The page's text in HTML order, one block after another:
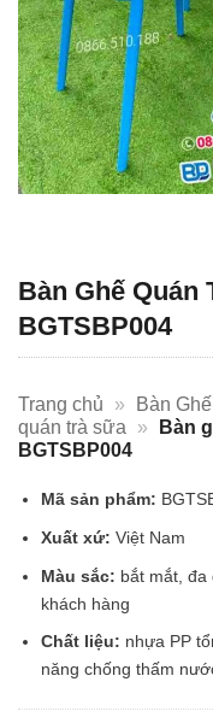
Bàn Ghế
BGTSBP004
Trang chủ » Bàn Ghế
quán trà sữa
»
Bàn
BGTSBP004
Mã sản phẩm:
Xuất xứ: Việt Nam
Màu sắc: bắt mắt, đa
khách hàng
Chất liệu: nhựa PP
năng chống thấm